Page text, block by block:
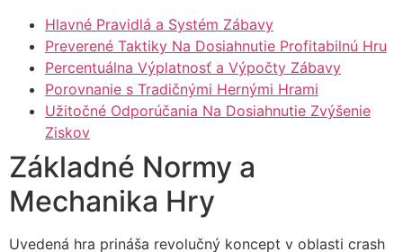
Hlavné Pravidlá a Systém Zábаvy
Preverené Taktiky Na Dosiahnutie Profitabilnú Hru
Percentuálna Výplatnosť a Výpočty Zábаvy
Porovnanie s Tradičnými Hernými Hrami
Užitočné Odporúčania Na Dosiahnutie Zvýšenie
Ziskov
Základné Normy a
Mechanika Hry
Uvedená hra prináša revolučný koncept v oblasti crash